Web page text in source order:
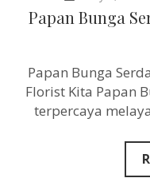
Papan Bunga
Papan Bunga
Florist Kita Papan
terpercaya